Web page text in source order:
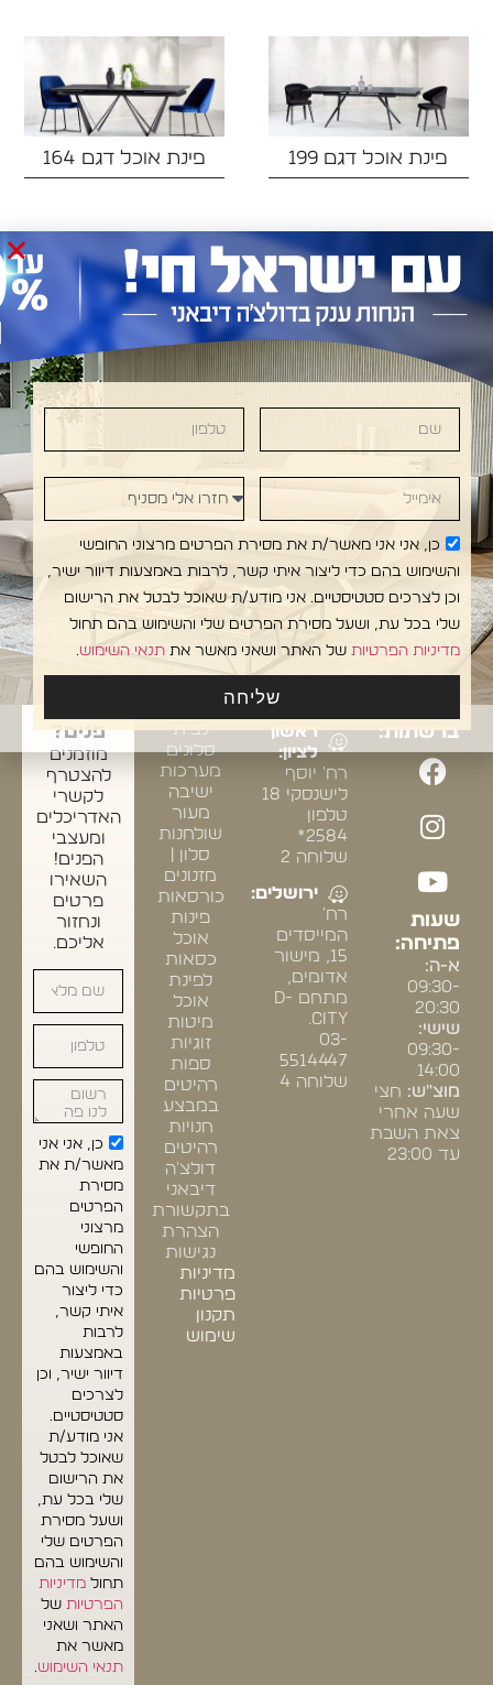
פינת אוכל דגם 199 פינת אוכל דגם 164
DIVANI • DOLCE DIVANI • DOLCE
ברשתות:
שעות
פתיחה:
א-ה:
09:30-
20:30
שישי:
09:30-
14:00
מוצ"ש: חצי
שעה אחרי
צאת השבת
עד 23:00
התצוגה:
ראשון
לציון:
רח' יוסף
לישנסקי 18
טלפון
2584*
שלוחה 2
ירושלים:
רח'
המייסדים
15, מישור
אדומים,
מתחם D-
CITY.
03-
5514447
שלוחה 4
לבית
סלונים
מערכות
ישיבה
מעור
שולחנות
סלון |
מזנונים
כורסאות
פינות
אוכל
כסאות
לפינת
אוכל
מיטות
זוגיות
ספות
רהיטים
במבצע
חנויות
רהיטים
דולצ'ה
דיבאני
בתקשורת
הצהרת
נגישות
מדיניות
פרטיות
תקנון
שימוש
פנים?
מוזמנים
להצטרף
לקשרי
האדריכלים
ומעצבי
הפנים!
השאירו
פרטים
ונחזור
אליכם.
כן, אני אני
מאשר/ת את
מסירת
הפרטים
מרצוני
החופשי
והשימוש בהם
כדי ליצור
איתי קשר,
לרבות
באמצעות
דיוור ישיר, וכן
לצרכים
סטטיסטיים.
אני מודע/ת
שאוכל לבטל
את הרישום
שלי בכל עת,
ושעל מסירת
הפרטים שלי
והשימוש בהם
תחול מדיניות
הפרטיות של
האתר ושאני
מאשר את
תנאי השימוש.
כן, אני אני מאשר/ת את מסירת הפרטים מרצוני החופשי
והשימוש בהם כדי ליצור איתי קשר, לרבות באמצעות דיוור ישיר,
וכן לצרכים סטטיסטיים. אני מודע/ת שאוכל לבטל את הרישום
שלי בכל עת, ושעל מסירת הפרטים שלי והשימוש בהם תחול
מדיניות הפרטיות של האתר ושאני מאשר את תנאי השימוש.
שליחה